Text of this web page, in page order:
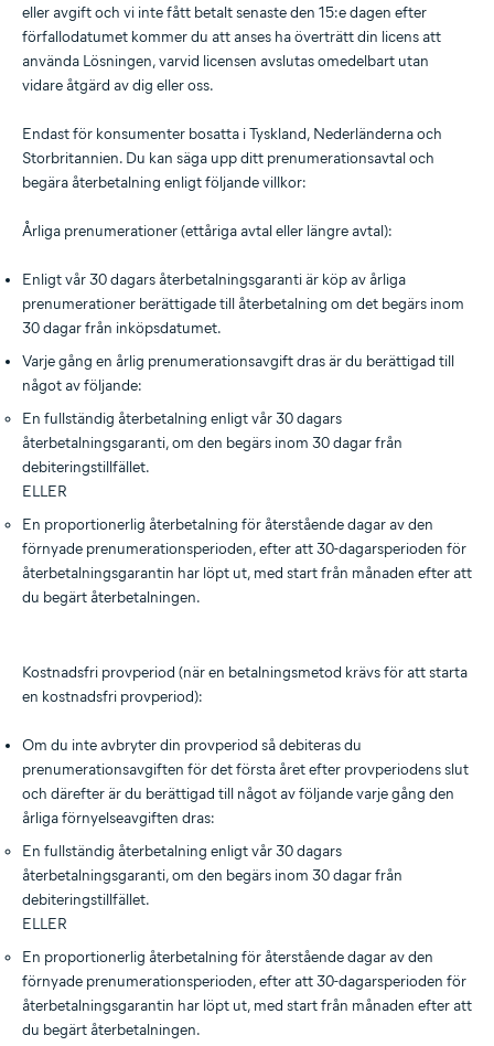
eller avgift och vi inte fått betalt senaste den 15:e dagen efter
förfallodatumet kommer du att anses ha överträtt din licens att
använda Lösningen, varvid licensen avslutas omedelbart utan
vidare åtgärd av dig eller oss.
Endast för konsumenter bosatta i Tyskland, Nederländerna och
Storbritannien. Du kan säga upp ditt prenumerationsavtal och
begära återbetalning enligt följande villkor:
Årliga prenumerationer (ettåriga avtal eller längre avtal):
Enligt vår 30 dagars återbetalningsgaranti är köp av årliga
prenumerationer berättigade till återbetalning om det begärs inom
30 dagar från inköpsdatumet.
Varje gång en årlig prenumerationsavgift dras är du berättigad till
något av följande:
En fullständig återbetalning enligt vår 30 dagars
återbetalningsgaranti, om den begärs inom 30 dagar från
debiteringstillfället.
ELLER
En proportionerlig återbetalning för återstående dagar av den
förnyade prenumerationsperioden, efter att 30-dagarsperioden för
återbetalningsgarantin har löpt ut, med start från månaden efter att
du begärt återbetalningen.
Kostnadsfri provperiod (när en betalningsmetod krävs för att starta
en kostnadsfri provperiod):
Om du inte avbryter din provperiod så debiteras du
prenumerationsavgiften för det första året efter provperiodens slut
och därefter är du berättigad till något av följande varje gång den
årliga förnyelseavgiften dras:
En fullständig återbetalning enligt vår 30 dagars
återbetalningsgaranti, om den begärs inom 30 dagar från
debiteringstillfället.
ELLER
En proportionerlig återbetalning för återstående dagar av den
förnyade prenumerationsperioden, efter att 30-dagarsperioden för
återbetalningsgarantin har löpt ut, med start från månaden efter att
du begärt återbetalningen.